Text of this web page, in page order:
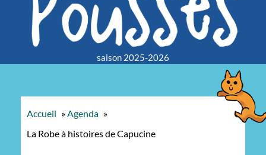
saison 2025-2026
Accueil » Agenda »
La Robe à histoires de Capucine